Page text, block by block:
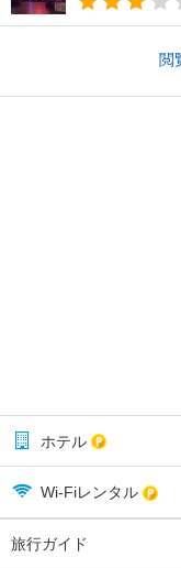
閲
ホテル
Wi-Fiレンタル
旅行ガイド